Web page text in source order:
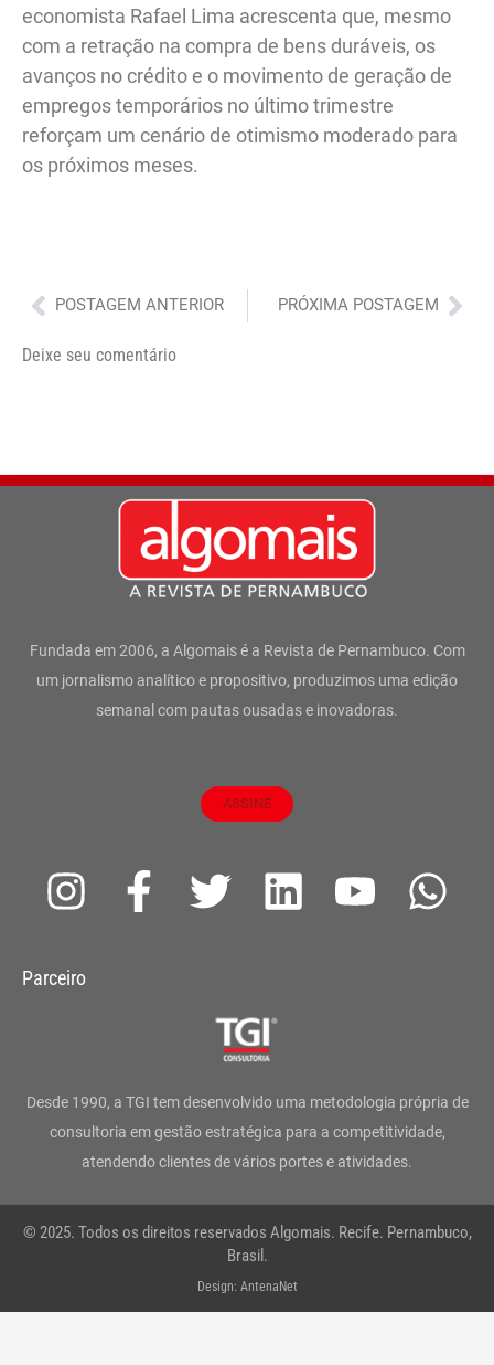
economista Rafael Lima acrescenta que, mesmo
com a retração na compra de bens duráveis, os
avanços no crédito e o movimento de geração de
empregos temporários no último trimestre
reforçam um cenário de otimismo moderado para
os próximos meses.
Anterior
POSTAGEM ANTERIOR PRÓXIMA POSTAGEM
Deixe seu comentário
Fundada em 2006, a Algomais é a Revista de Pernambuco. Com
um jornalismo analítico e propositivo, produzimos uma edição
semanal com pautas ousadas e inovadoras.
ASSINE
I
s
g
r
a
m
F
a
o
o
k
-
T
t
e
r
L
d
i
n
Y
b
e
W
a
p
Parceiro
Desde 1990, a TGI tem desenvolvido uma metodologia própria de
consultoria em gestão estratégica para a competitividade,
atendendo clientes de vários portes e atividades.
© 2025. Todos os direitos reservados Algomais. Recife. Pernambuco,
Brasil.
Design: AntenaNet